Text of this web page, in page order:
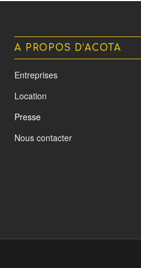
A PROPOS D’ACOTA
Entreprises
Location
Presse
Nous contacter